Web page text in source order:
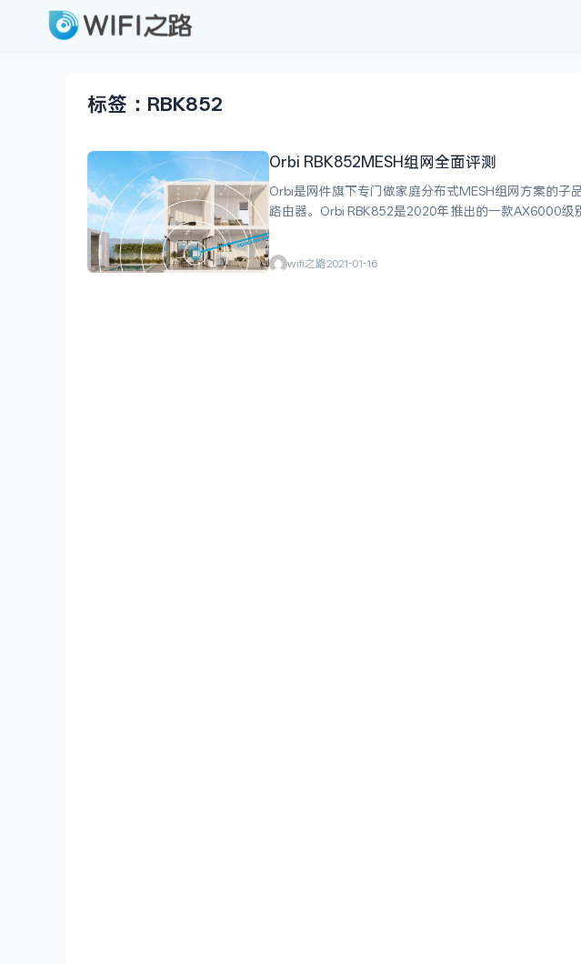
标签：RBK852
Orbi RBK852MESH组网全面评测
Orbi是网件旗下专门做家庭分布式MESH组网方案的子
路由器。Orbi RBK852是2020年推出的一款AX6000级别
wifi之路2021-01-16